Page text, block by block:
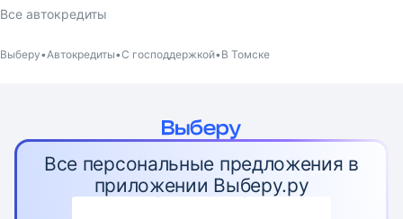
Все автокредиты
Выберу Автокредиты С господдержкой В Томске
Все персональные предложения в
приложении Выберу.ру